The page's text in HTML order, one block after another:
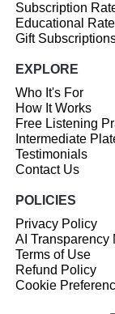
Subscription
Educational
Gift
EXPLORE
Who It's For
How It Works
Free Listening
Intermediate
Testimonials
Contact Us
POLICIES
Privacy Policy
AI Transparency
Terms of Use
Refund Policy
Cookie